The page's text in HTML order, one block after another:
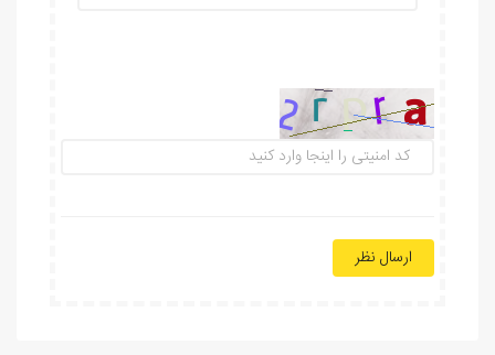
ارسال نظر